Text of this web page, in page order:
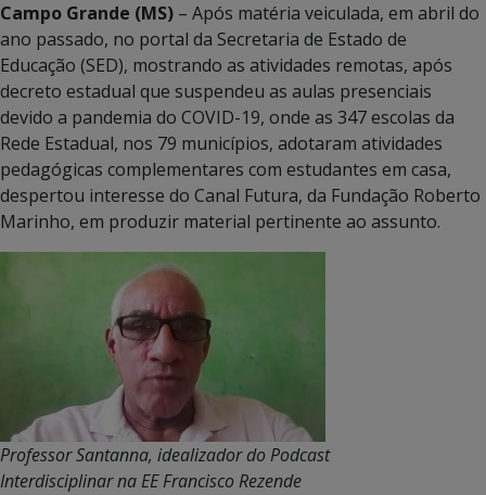
Campo Grande (MS) – Após matéria veiculada, em abril do
ano passado, no portal da Secretaria de Estado de
Educação (SED), mostrando as atividades remotas, após
decreto estadual que suspendeu as aulas presenciais
devido a pandemia do COVID-19, onde as 347 escolas da
Rede Estadual, nos 79 municípios, adotaram atividades
pedagógicas complementares com estudantes em casa,
despertou interesse do Canal Futura, da Fundação Roberto
Marinho, em produzir material pertinente ao assunto.
Professor Santanna, idealizador do Podcast
Interdisciplinar na EE Francisco Rezende